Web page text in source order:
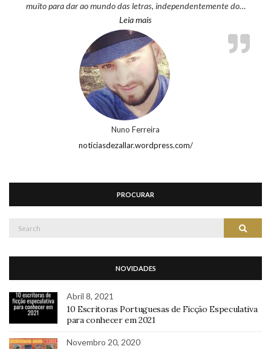
muito para dar ao mundo das letras, independentemente do…
Leia mais“Nuno Ferreira”
Nuno Ferreira
noticiasdezallar.wordpress.com/
PROCURAR
Search
NOVIDADES
Abril 8, 2021
10 Escritoras Portuguesas de Ficção Especulativa
para conhecer em 2021
Novembro 20, 2020